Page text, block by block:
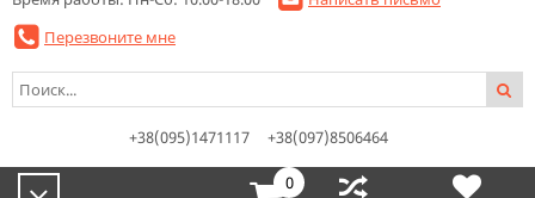
Перезвоните мне
+38(095)1471117 +38(097)8506464
0